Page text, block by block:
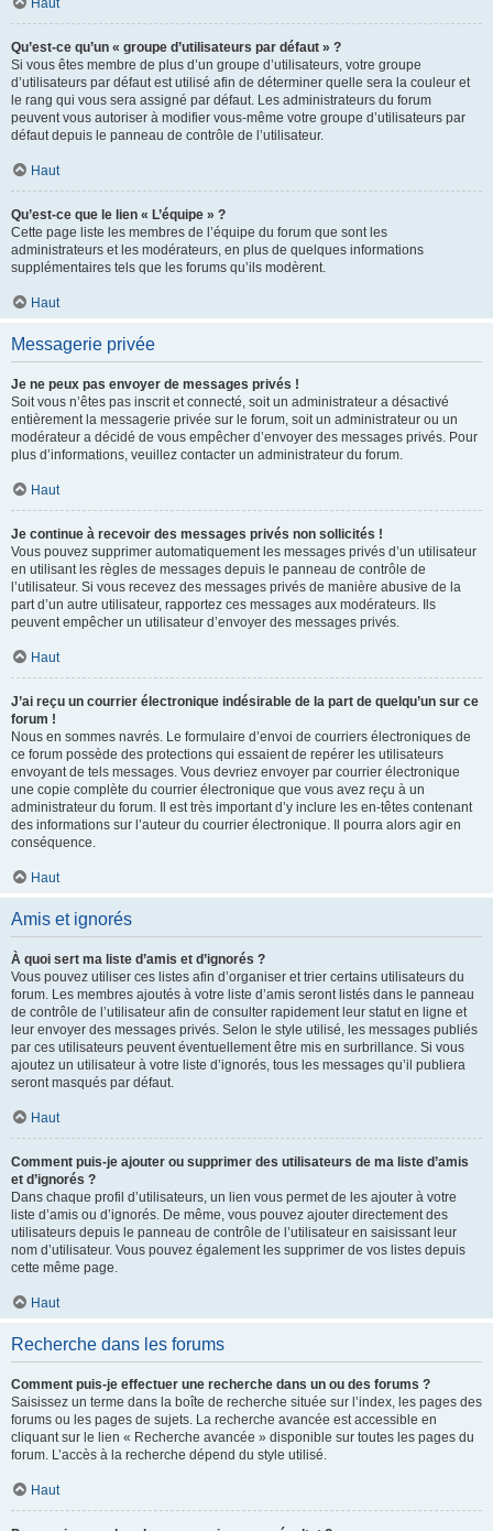
Haut
Qu’est-ce qu’un « groupe d’utilisateurs par défaut » ?
Si vous êtes membre de plus d’un groupe d’utilisateurs, votre groupe
d’utilisateurs par défaut est utilisé afin de déterminer quelle sera la couleur et
le rang qui vous sera assigné par défaut. Les administrateurs du forum
peuvent vous autoriser à modifier vous-même votre groupe d’utilisateurs par
défaut depuis le panneau de contrôle de l’utilisateur.
Haut
Qu’est-ce que le lien « L’équipe » ?
Cette page liste les membres de l’équipe du forum que sont les
administrateurs et les modérateurs, en plus de quelques informations
supplémentaires tels que les forums qu’ils modèrent.
Haut
Messagerie privée
Je ne peux pas envoyer de messages privés !
Soit vous n’êtes pas inscrit et connecté, soit un administrateur a désactivé
entièrement la messagerie privée sur le forum, soit un administrateur ou un
modérateur a décidé de vous empêcher d’envoyer des messages privés. Pour
plus d’informations, veuillez contacter un administrateur du forum.
Haut
Je continue à recevoir des messages privés non sollicités !
Vous pouvez supprimer automatiquement les messages privés d’un utilisateur
en utilisant les règles de messages depuis le panneau de contrôle de
l’utilisateur. Si vous recevez des messages privés de manière abusive de la
part d’un autre utilisateur, rapportez ces messages aux modérateurs. Ils
peuvent empêcher un utilisateur d’envoyer des messages privés.
Haut
J’ai reçu un courrier électronique indésirable de la part de quelqu’un sur ce
forum !
Nous en sommes navrés. Le formulaire d’envoi de courriers électroniques de
ce forum possède des protections qui essaient de repérer les utilisateurs
envoyant de tels messages. Vous devriez envoyer par courrier électronique
une copie complète du courrier électronique que vous avez reçu à un
administrateur du forum. Il est très important d’y inclure les en-têtes contenant
des informations sur l’auteur du courrier électronique. Il pourra alors agir en
conséquence.
Haut
Amis et ignorés
À quoi sert ma liste d’amis et d’ignorés ?
Vous pouvez utiliser ces listes afin d’organiser et trier certains utilisateurs du
forum. Les membres ajoutés à votre liste d’amis seront listés dans le panneau
de contrôle de l’utilisateur afin de consulter rapidement leur statut en ligne et
leur envoyer des messages privés. Selon le style utilisé, les messages publiés
par ces utilisateurs peuvent éventuellement être mis en surbrillance. Si vous
ajoutez un utilisateur à votre liste d’ignorés, tous les messages qu’il publiera
seront masqués par défaut.
Haut
Comment puis-je ajouter ou supprimer des utilisateurs de ma liste d’amis
et d’ignorés ?
Dans chaque profil d’utilisateurs, un lien vous permet de les ajouter à votre
liste d’amis ou d’ignorés. De même, vous pouvez ajouter directement des
utilisateurs depuis le panneau de contrôle de l’utilisateur en saisissant leur
nom d’utilisateur. Vous pouvez également les supprimer de vos listes depuis
cette même page.
Haut
Recherche dans les forums
Comment puis-je effectuer une recherche dans un ou des forums ?
Saisissez un terme dans la boîte de recherche située sur l’index, les pages des
forums ou les pages de sujets. La recherche avancée est accessible en
cliquant sur le lien « Recherche avancée » disponible sur toutes les pages du
forum. L’accès à la recherche dépend du style utilisé.
Haut